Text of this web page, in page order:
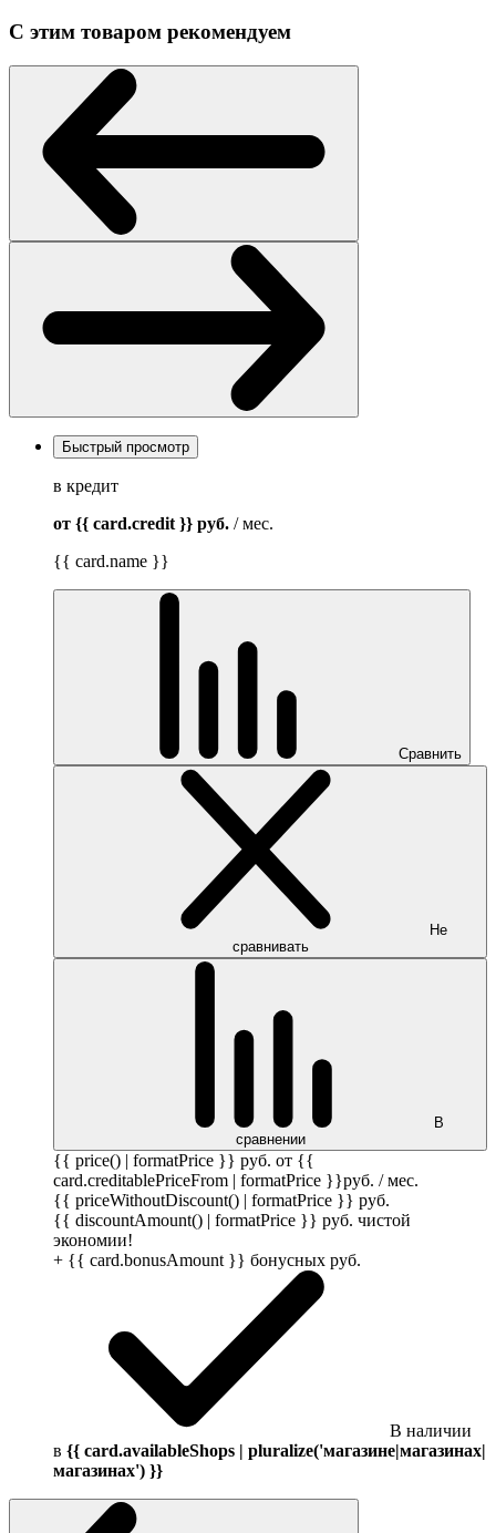
С этим товаром рекомендуем
Быстрый просмотр
в кредит
от {{ card.credit }} руб. / мес.
{{ card.name }}
Сравнить
Не
сравнивать
В
сравнении
{{ price() | formatPrice }} руб. от {{
card.creditablePriceFrom | formatPrice }}руб. / мес.
{{ priceWithoutDiscount() | formatPrice }} руб.
{{ discountAmount() | formatPrice }} руб. чистой
экономии!
+ {{ card.bonusAmount }} бонусных руб.
В наличии
в {{ card.availableShops | pluralize('магазине|магазинах|
магазинах') }}